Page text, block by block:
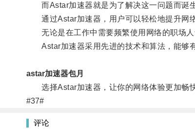
而Astar加速器就是为了解决这一问题而诞生
通过Astar加速器，用户可以轻松地提升网络
无论是在工作中需要频繁使用网络的职场人
Astar加速器采用先进的技术和算法，能够有
astar加速器包月
选择Astar加速器，让你的网络体验更加畅快
#37#
评论